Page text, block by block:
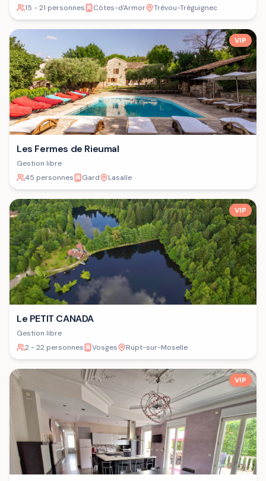
15 - 21 personnes
Côtes-d'Armor Trévou-Tréguignec
VIP
Les Fermes de Rieumal
Gestion libre
45 personnes
Gard Lasalle
VIP
Le PETIT CANADA
Gestion libre
2 - 22 personnes
Vosges Rupt-sur-Moselle
VIP